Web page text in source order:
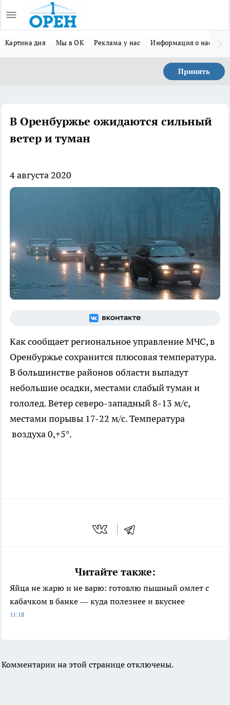
Картина дня Мы в ОК Реклама у нас Информация о нас
Принять
В Оренбуржье ожидаются сильный
ветер и туман
4 августа 2020
Как сообщает региональное управление МЧС, в
Оренбуржье сохранится плюсовая температура.
В большинстве районов области выпадут
небольшие осадки, местами слабый туман и
гололед. Ветер северо-западный 8-13 м/с,
местами порывы 17-22 м/с. Температура
воздуха 0,+5°.
Читайте также:
Яйца не жарю и не варю: готовлю пышный омлет с
кабачком в банке — куда полезнее и вкуснее
11:18
Комментарии на этой странице отключены.